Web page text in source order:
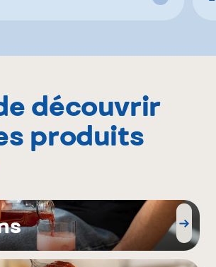
découvrir
produits